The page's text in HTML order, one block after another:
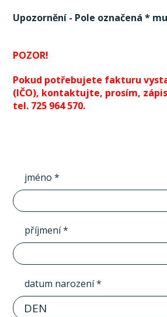
Upozornění - Pole označená *
POZOR!
Pokud potřebujete fakturu
(IČO), kontaktujte, prosím,
tel. 725 964 570.
jméno *
příjmení *
datum narození *
DEN